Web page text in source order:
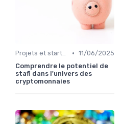
Projets et start-ups basés sur les cryptos • 11/06/2025
Comprendre le potentiel de
stafi dans l'univers des
cryptomonnaies